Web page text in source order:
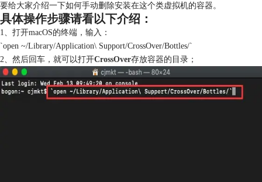
要给大家介绍一下如何手动删除安装在这个类虚拟机的容器。
具体操作步骤请看以下介绍：
1、打开macOS的终端，输入：
`open ~/Library/Application\ Support/CrossOver/Bottles/`
2、然后回车，就可以打开CrossOver存放容器的目录；